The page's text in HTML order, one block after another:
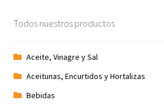
Promociones
Términos y condiciones
Todos nuestros productos
Aceite, Vinagre y Sal
Aceitunas, Encurtidos y Hortalizas
Bebidas